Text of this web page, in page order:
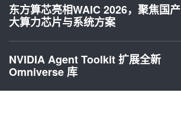
东方算芯亮相WAIC 2026，聚焦国产
大算力芯片与系统方案
NVIDIA Agent Toolkit 扩展全新
Omniverse 库